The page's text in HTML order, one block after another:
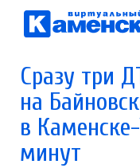
Сразу три
на
в
минут